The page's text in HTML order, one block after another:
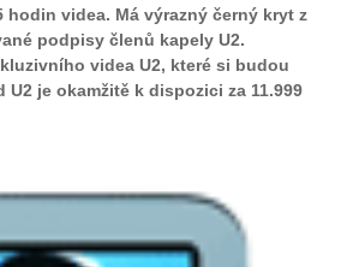
hodin videa. Má výrazný černý kryt z
podpisy členů kapely U2.
videa U2, které si budou
je okamžitě k dispozici za 11.999